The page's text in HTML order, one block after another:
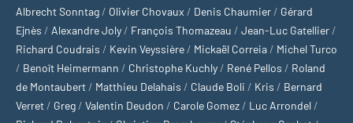
Albrecht Sonntag / Olivier Chovaux / Denis Chaumier / Gérard
Ejnès / Alexandre Joly / François Thomazeau / Jean-Luc Gatellier /
Richard Coudrais / Kevin Veyssière / Mickaël Correia / Michel Turco
/ Benoît Heimermann / Christophe Kuchly / René Pellos / Roland
de Montaubert / Matthieu Delahais / Claude Boli / Kris / Bernard
Verret / Greg / Valentin Deudon / Carole Gomez / Luc Arrondel /